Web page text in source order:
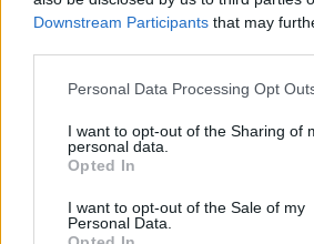
Downstream Participants that may
Please note that this website/app uses
not limited to your visit or usage
grant or deny consent to Google and
use your data for below specified
consent section.
Personal Data Processing Opt
I want to opt-out of the Sharing of
personal data.
Opted In
I want to opt-out of the Sale of my
Personal Data.
http://epiteszforum.hu/node/14705
http://hg.hu/cikk/epiteszet/9420-belulrol-
szalloda-uj-tervei#
http://www.origo.hu/ingatlan/20080729-
frank-cornerstone-irodahaz.html
http://www.168ora.hu/cikk.php?cikk=28013